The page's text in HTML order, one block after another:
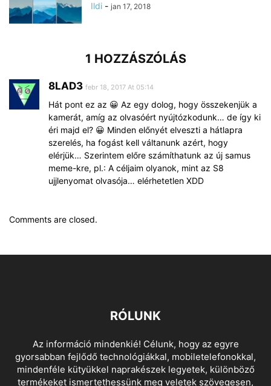
Ildi - jan 17, 2018
1 HOZZÁSZÓLÁS
8LAD3 febr 18, 2017 At 05:14
Hát pont ez az 😀 Az egy dolog, hogy összekenjük a
kamerát, amíg az olvasóért nyújtózkodunk… de így ki
éri majd el? 😀 Minden előnyét elveszti a hátlapra
szerelés, ha fogást kell váltanunk azért, hogy
elérjük… Szerintem előre számíthatunk az új samus
meme-kre, pl.: A céljaim olyanok, mint az S8
ujjlenyomat olvasója… elérhetetlen XDD
Comments are closed.
RÓLUNK
Az információ mindenkié! Célunk, hogy az egyre
gyorsabban fejlődő technológiákkal, mobiletelefonokkal,
mindenféle kütyükkel naprakészek legyetek, különböző
termékeket ismertethessünk meg veletek szövegesen,